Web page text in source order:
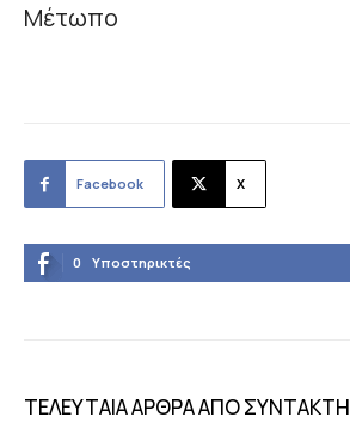
Μέτωπο
Facebook X
0 Υποστηρικτές
ΤΕΛΕΥΤΑΙΑ ΑΡΘΡΑ ΑΠΟ ΣΥΝΤΑΚΤΗ